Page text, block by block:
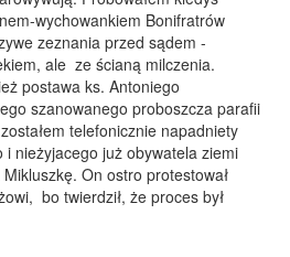
wychowankiem Bonifratrów
zeznania przed sądem -
ale ze ścianą milczenia.
postawa ks. Antoniego
szanowanego proboszcza parafii
telefonicznie napadniety
nieżyjacego już obywatela ziemi
Mikluszkę. On ostro protestował
bo twierdził, że proces był